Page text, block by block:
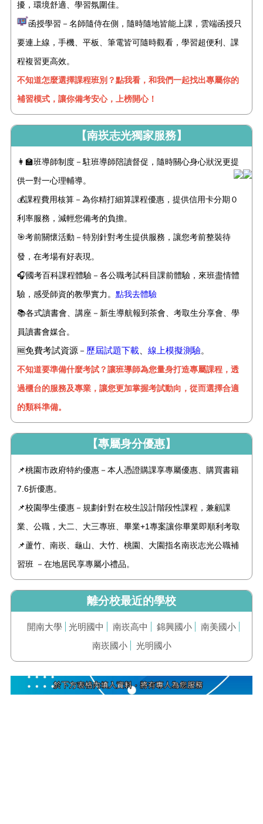
擾，環境舒適、學習氛圍佳。
函授學習－名師隨侍在側，隨時隨地皆能上課，雲端函授只
要連上線，手機、平板、筆電皆可隨時觀看，學習超便利、課
程複習更高效。
不知道怎麼選擇課程班別？點我看，和我們一起找出專屬你的
補習模式，讓你備考安心，上榜開心！
【南崁志光獨家服務】
👩‍🏫班導師制度－駐班導師陪讀督促，隨時關心身心狀況更提
供一對一心理輔導。
💰課程費用核算－為你精打細算課程優惠，提供信用卡分期０
利率服務，減輕您備考的負擔。
🎯考前關懷活動－特別針對考生提供服務 ，讓您考前整裝待
發，在考場有好表現。
🎧國考百科課程體驗－各公職考試科目課前體驗，來班盡情體
驗，感受師資的教學實力。 點我去體驗
📚各式讀書會、講座－新生導航報到茶會、考取生分享會、學
員讀書會媒合。
🆓免費考試資源－ 歷屆試題下載、 線上模擬測驗。
不知道要準備什麼考試？讓班導師為您量身打造專屬課程，透
過櫃台的服務及專業，讓您更加掌握考試動向，從而選擇合適
的類科準備。
【專屬身分優惠】
📌桃園市政府特約優惠－本人憑證購課享專屬優惠、購買書籍
7.6折優惠。
📌校園學生優惠－規劃針對在校生設計階段性課程，兼顧課
業、公職，大二、大三專班、畢業+1專案讓你畢業即順利考取
📌蘆竹、南崁、龜山、大竹、桃園、大園指名南崁志光公職補
習班 －在地居民享專屬小禮品。
離分校最近的學校
開南大學 光明國中 南崁高中 錦興國小
南美國小
南崁國小
光明國小